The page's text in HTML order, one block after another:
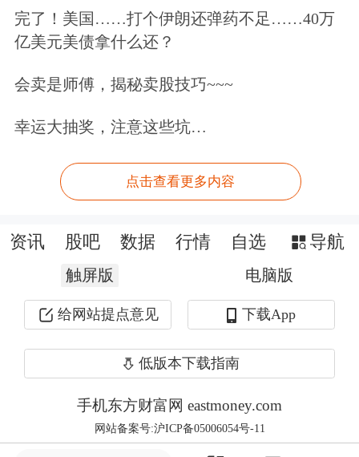
了净网之外，还需要做好这几方面的工
作。
范与监管工作。比如，大凡在互联网平
台上涉及到股票推荐、个股投资、招收
会员等内容的，都必须亮证经营，需要
亮明自己的从业资格证以及所在机构的
相关证照。通过亮明证照的方式，将一
些没有从业资格的股市“黑嘴”之口堵
住，这实际上也是净网的一部分，也是
一项长期净网工作。
其次，要加大对股市“黑嘴”的打击力
度，给予重罚，甚至追究其刑事责任。
完了！美国……打个伊朗还弹药不足……40万
亿美元美债拿什么还？
会卖是师傅，揭秘卖股技巧~~~
幸运大抽奖，注意这些坑…
点击查看更多内容
资讯 股吧 数据 行情 自选 导航
触屏版 电脑版
给网站提点意见 下载App
低版本下载指南
手机东方财富网 eastmoney.com
网站备案号:沪ICP备05006054号-11